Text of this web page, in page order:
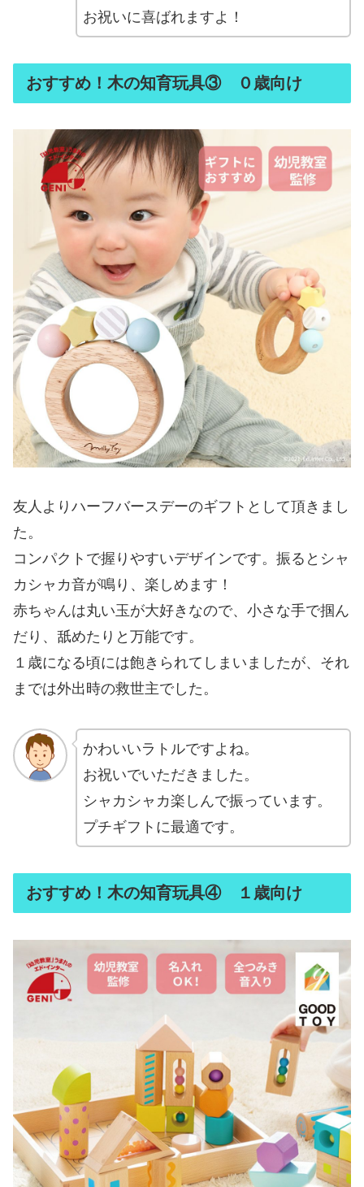
お祝いに喜ばれますよ！
おすすめ！木の知育玩具③ ０歳向け
友人よりハーフバースデーのギフトとして頂きまし
た。
コンパクトで握りやすいデザインです。振るとシャ
カシャカ音が鳴り、楽しめます！
赤ちゃんは丸い玉が大好きなので、小さな手で掴ん
だり、舐めたりと万能です。
１歳になる頃には飽きられてしまいましたが、それ
までは外出時の救世主でした。
かわいいラトルですよね。
お祝いでいただきました。
シャカシャカ楽しんで振っています。
プチギフトに最適です。
おすすめ！木の知育玩具④ １歳向け